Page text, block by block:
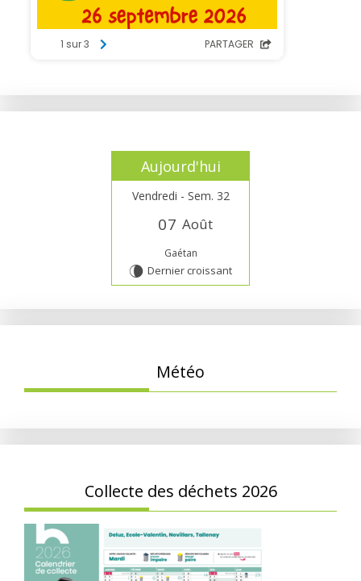
Aujourd'hui
Vendredi - Sem. 32
07 Août
Gaétan
V Dernier croissant
Météo
Collecte des déchets 2026